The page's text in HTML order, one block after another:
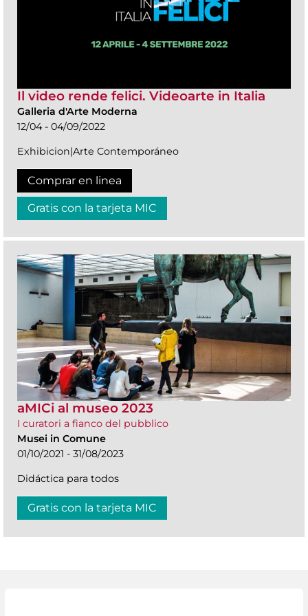
Il video rende felici. Videoarte in Italia
Galleria d'Arte Moderna
12/04 - 04/09/2022
Exhibicion|Arte Contemporáneo
Comprar en linea
Gratis con la tarjeta MIC
aMICi al museo 2023
I curatori a fianco del pubblico
Musei in Comune
01/10/2021 - 31/08/2023
Didáctica para todos
Gratis con la tarjeta MIC